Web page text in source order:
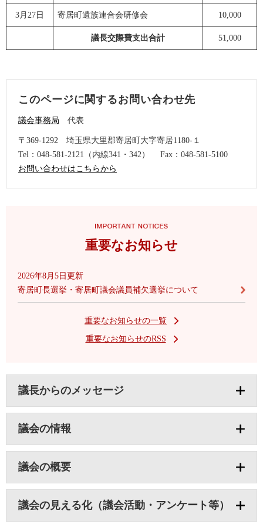
3月27日 寄居町遺族連合会研修会 10,000
議長交際費支出合計 51,000
このページに関するお問い合わせ先
議会事務局 代表
〒369-1292
埼玉県大里郡寄居町大字寄居1180-１
Tel：048-581-2121（内線341・342）
Fax：048-581-5100
お問い合わせはこちらから
重要なお知らせ
2026年8月5日更新
寄居町長選挙・寄居町議会議員補欠選挙について
重要なお知らせの一覧
重要なお知らせのRSS
議長からのメッセージ
議会の情報
議会の概要
議会の見える化（議会活動・アンケート等）